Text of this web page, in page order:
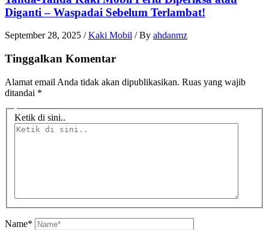
Diganti – Waspadai Sebelum Terlambat!
September 28, 2025 /Kaki Mobil / By ahdanmz
Tinggalkan Komentar
Alamat email Anda tidak akan dipublikasikan. Ruas yang wajib
ditandai *
Ketik di sini..
Name*